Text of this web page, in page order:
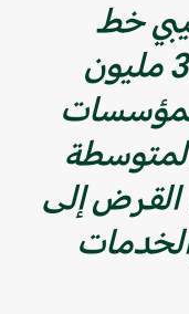
خط
ائتمان فرنسي بقيمة 30 مليون
إلى